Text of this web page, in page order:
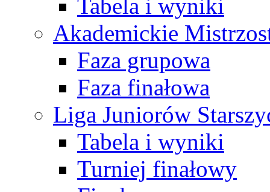
Tabela i wyniki
Akademickie
Faza grupowa
Faza finałowa
Liga Juniorów
Tabela i wyniki
Turniej finałowy